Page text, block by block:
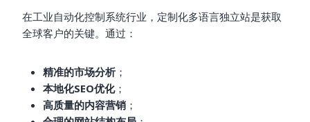
在工业自动化控制系统行业，定制化多语言独立站是获取
全球客户的关键。通过：
精准的市场分析；
本地化SEO优化；
高质量的内容营销 ；